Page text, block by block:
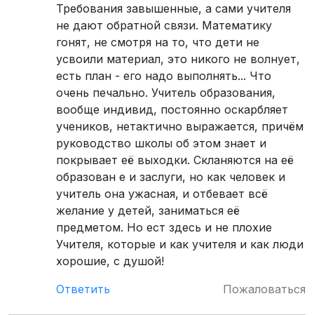
Требования завышенные, а сами учителя
не дают обратной связи. Математику
гонят, не смотря на то, что дети не
усвоили материал, это никого не волнует,
есть план - его надо выполнять... Что
очень печально. Учитель образования,
вообще индивид, постоянно оскарбляет
учеников, нетактично выражается, причём
руководство школы об этом знает и
покрывает её выходки. Скланяются на её
образован е и заслуги, но как человек и
учитель она ужасная, и отбевает всё
желание у детей, заниматься её
предметом. Но ест здесь и не плохие
Учителя, которые и как учителя и как люди
хорошие, с душой!
Ответить
Пожаловаться